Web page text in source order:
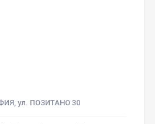
ул. ПОЗИТАНО 30